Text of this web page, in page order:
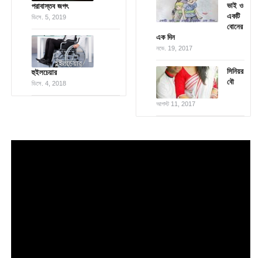
পরাবাস্তব জগৎ
ডিসে. 5, 2019
হুইলচেয়ার
ডিসে. 4, 2018
ভাই ও
একটি
বোনের
এক দিন
নভে. 19, 2017
সিনিয়র
বৌ
আগস্ট 11, 2017